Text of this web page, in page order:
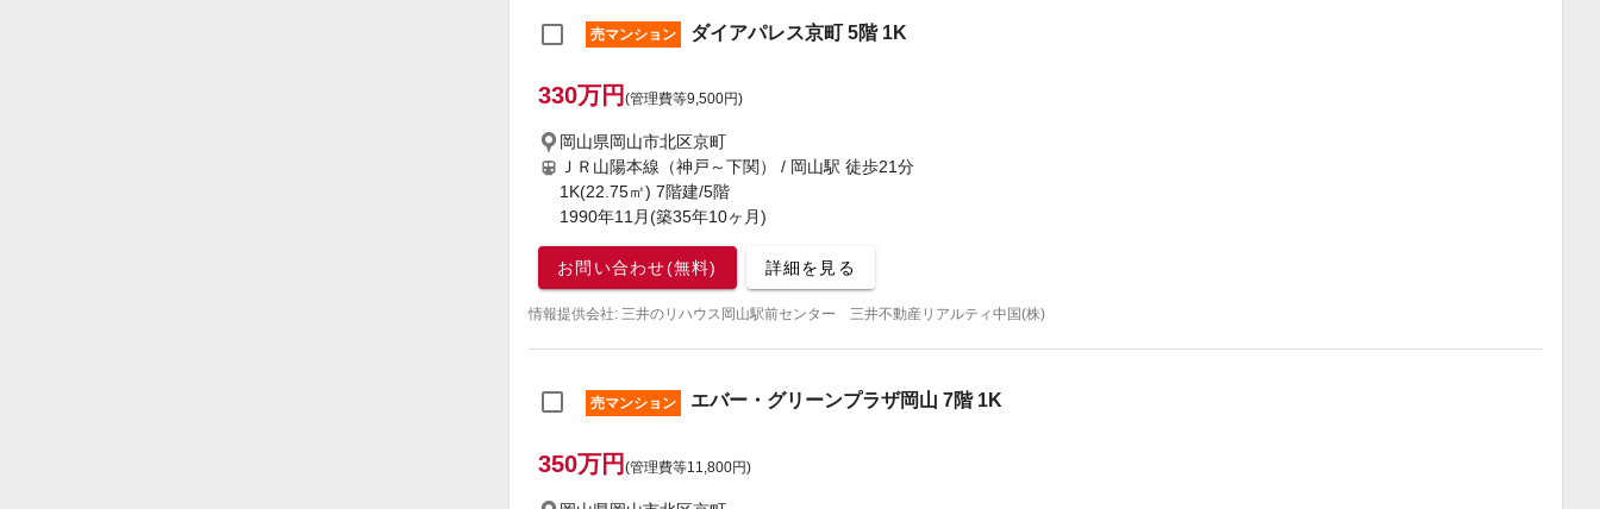
売マンション ダイアパレス京町 5階 1K
330万円 (管理費等9,500円)
岡山県岡山市北区京町
ＪＲ山陽本線（神戸～下関） / 岡山駅 徒歩21分
1K(22.75㎡) 7階建/5階
1990年11月(築35年10ヶ月)
お問い合わせ(無料) 詳細を見る
情報提供会社: 三井のリハウス岡山駅前センター 三井不動産リアルティ中国(株)
売マンション エバー・グリーンプラザ岡山 7階 1K
350万円 (管理費等11,800円)